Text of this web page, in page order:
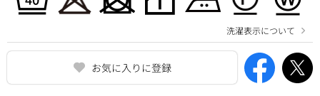
お気に入りに登録
洗濯表示について